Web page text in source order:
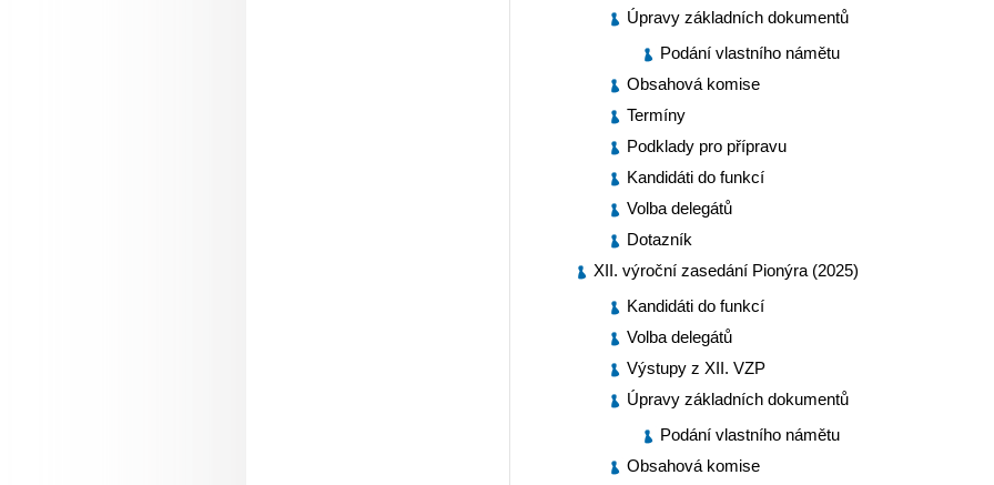
Úpravy základních dokumentů
Podání vlastního námětu
Obsahová komise
Termíny
Podklady pro přípravu
Kandidáti do funkcí
Volba delegátů
Dotazník
XII. výroční zasedání Pionýra (2025)
Kandidáti do funkcí
Volba delegátů
Výstupy z XII. VZP
Úpravy základních dokumentů
Podání vlastního námětu
Obsahová komise